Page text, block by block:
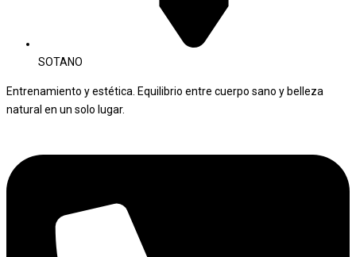
SOTANO
Entrenamiento y estética. Equilibrio entre cuerpo sano y belleza
natural en un solo lugar.